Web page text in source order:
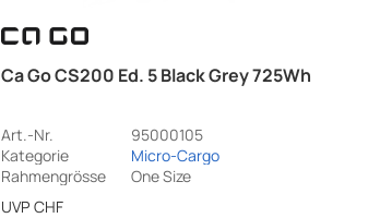
Ca Go CS200 Ed. 5 Black Grey 725Wh
Art.-Nr.
95000105
Kategorie
Micro-Cargo
Rahmengrösse
One Size
UVP CHF